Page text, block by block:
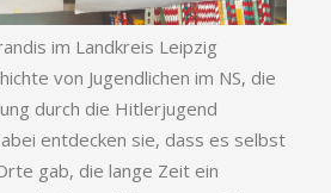
im Landkreis Leipzig
von Jugendlichen im NS, die
durch die Hitlerjugend
entdecken sie, dass es selbst
gab, die lange Zeit ein